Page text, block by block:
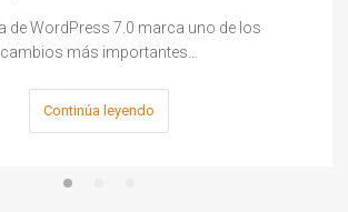
de WordPress 7.0 marca uno de los
cambios más importantes…
Continúa leyendo